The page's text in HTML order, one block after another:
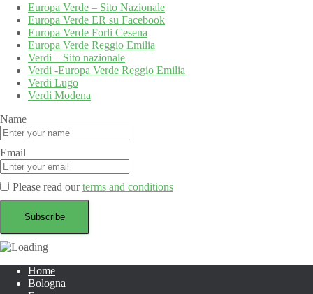
Europa Verde – Sito Nazionale
Europa Verde ER su Facebook
Europa Verde Forli Cesena
Europa Verde Reggio Emilia
Verdi – Sito nazionale
Verdi -Europa Verde Reggio Emilia
Verdi Lugo
Verdi Modena
Name
Email
Please read ourterms and conditions
Home
Bologna